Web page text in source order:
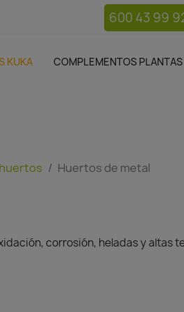
600 43 99
KUKA COMPLEMENTOS PLANTAS
Complementos plantas
Huertos de metal
corrosión, heladas y altas